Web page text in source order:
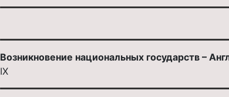
Возникновение национальных государств –
IX